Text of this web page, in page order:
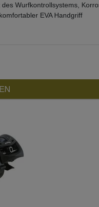
Wurfkontrollsystems,
EVA Handgriff